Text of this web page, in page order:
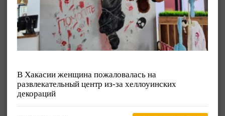
В Хакасии женщина пожаловалась на
развлекательный центр из-за хеллоуинских
декораций